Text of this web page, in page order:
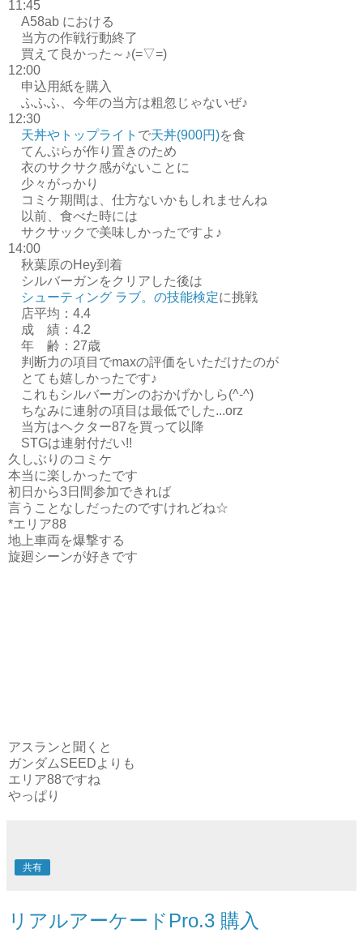
11:45
A58ab における
当方の作戦行動終了
買えて良かった～♪(=▽=)
12:00
申込用紙を購入
ふふふ、今年の当方は粗忽じゃないぜ♪
12:30
天丼やトップライト で天丼(900円)を食
てんぷらが作り置きのため
衣のサクサク感がないことに
少々がっかり
コミケ期間は、仕方ないかもしれませんね
以前、食べた時には
サクサックで美味しかったですよ♪
14:00
秋葉原のHey到着
シルバーガンをクリアした後は
シューティング ラブ。の技能検定に挑戦
店平均：4.4
成 績：4.2
年 齢：27歳
判断力の項目でmaxの評価をいただけたのが
とても嬉しかったです♪
これもシルバーガンのおかげかしら(^-^)
ちなみに連射の項目は最低でした...orz
当方はヘクター87を買って以降
STGは連射付だい!!
久しぶりのコミケ
本当に楽しかったです
初日から3日間参加できれば
言うことなしだったのですけれどね☆
*エリア88
地上車両を爆撃する
旋廻シーンが好きです
アスランと聞くと
ガンダムSEEDよりも
エリア88ですね
やっぱり
共有
リアルアーケードPro.3 購入